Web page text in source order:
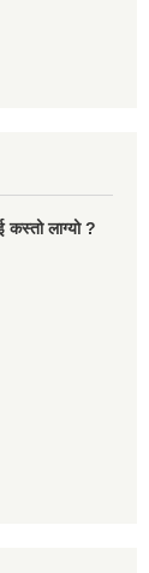
कस्तो लाग्यो ?